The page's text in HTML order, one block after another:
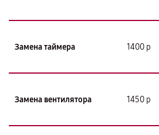
Замена таймера 1400 р
Замена вентилятора 1450 р